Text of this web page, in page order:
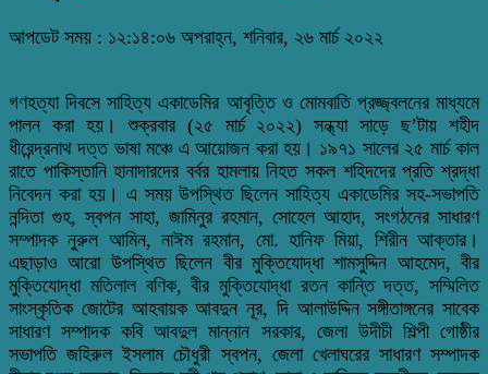
আপডেট সময় : ১২:১৪:০৬ অপরাহ্ন, শনিবার, ২৬ মার্চ ২০২২
গণহত্যা দিবসে সাহিত্য একাডেমির আবৃত্তি ও মোমবাতি প্রজ্জ্বলনের মাধ্যমে
পালন করা হয়। শুক্রবার (২৫ মার্চ ২০২২) সন্ধ্যা সাড়ে ছ’টায় শহীদ
ধীরেন্দ্রনাথ দত্ত ভাষা মঞ্চে এ আয়োজন করা হয়। ১৯৭১ সালের ২৫ মার্চ কাল
রাতে পাকিস্তানি হানাদারদের বর্বর হামলায় নিহত সকল শহিদদের প্রতি শ্রদ্ধা
নিবেদন করা হয়। এ সময় উপস্থিত ছিলেন সাহিত্য একাডেমির সহ-সভাপতি
নন্দিতা গুহ, স্বপন সাহা, জামিনুর রহমান, সোহেল আহাদ, সংগঠনের সাধারণ
সম্পাদক নুরুল আমিন, নাঈম রহমান, মো. হানিফ মিয়া, শিরীন আক্তার।
এছাড়াও আরো উপস্থিত ছিলেন বীর মুক্তিযোদ্ধা শামসুদ্দিন আহমেদ, বীর
মুক্তিযোদ্ধা মতিলাল বণিক, বীর মুক্তিযোদ্ধা রতন কান্তি দত্ত, সম্মিলিত
সাংস্কৃতিক জোটের আহবায়ক আবদুন নূর, দি আলাউদ্দিন সঙ্গীতাঙ্গনের সাবেক
সাধারণ সম্পাদক কবি আবদুল মান্নান সরকার, জেলা উদীচী শিল্পী গোষ্ঠীর
সভাপতি জহিরুল ইসলাম চৌধুরী স্বপন, জেলা খেলাঘরের সাধারণ সম্পাদক